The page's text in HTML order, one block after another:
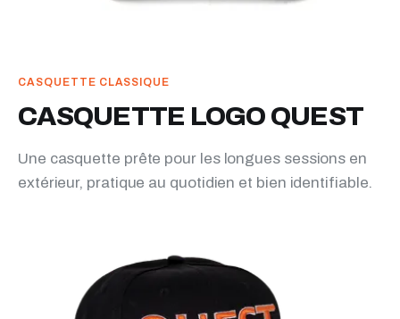
CASQUETTE CLASSIQUE
CASQUETTE LOGO QUEST
Une casquette prête pour les longues sessions en
extérieur, pratique au quotidien et bien identifiable.